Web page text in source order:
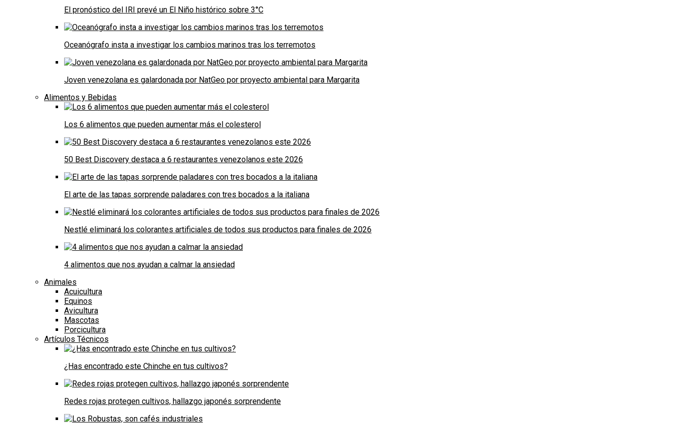
El pronóstico del IRI prevé un El Niño histórico sobre 3°C
Oceanógrafo insta a investigar los cambios marinos tras los terremotos
Joven venezolana es galardonada por NatGeo por proyecto ambiental para Margarita
Alimentos y Bebidas
Los 6 alimentos que pueden aumentar más el colesterol
50 Best Discovery destaca a 6 restaurantes venezolanos este 2026
El arte de las tapas sorprende paladares con tres bocados a la italiana
Nestlé eliminará los colorantes artificiales de todos sus productos para finales de 2026
4 alimentos que nos ayudan a calmar la ansiedad
Animales
Acuicultura
Equinos
Avicultura
Mascotas
Porcicultura
Artículos Técnicos
¿Has encontrado este Chinche en tus cultivos?
Redes rojas protegen cultivos, hallazgo japonés sorprendente